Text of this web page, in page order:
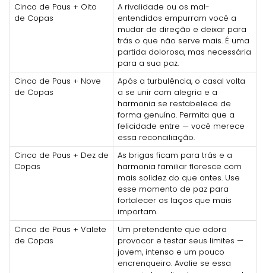
Cinco de Paus + Oito
de Copas
A rivalidade ou os mal-
entendidos empurram você a
mudar de direção e deixar para
trás o que não serve mais. É uma
partida dolorosa, mas necessária
para a sua paz.
Cinco de Paus + Nove
de Copas
Após a turbulência, o casal volta
a se unir com alegria e a
harmonia se restabelece de
forma genuína. Permita que a
felicidade entre — você merece
essa reconciliação.
Cinco de Paus + Dez de
Copas
As brigas ficam para trás e a
harmonia familiar floresce com
mais solidez do que antes. Use
esse momento de paz para
fortalecer os laços que mais
importam.
Cinco de Paus + Valete
de Copas
Um pretendente que adora
provocar e testar seus limites —
jovem, intenso e um pouco
encrenqueiro. Avalie se essa